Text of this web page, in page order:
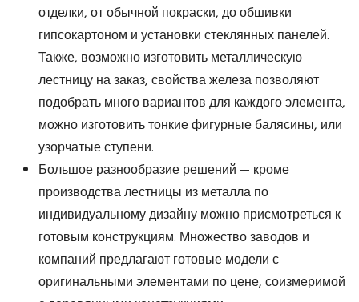
отделки, от обычной покраски, до обшивки
гипсокартоном и установки стеклянных панелей.
Также, возможно изготовить металлическую
лестницу на заказ, свойства железа позволяют
подобрать много вариантов для каждого элемента,
можно изготовить тонкие фигурные балясины, или
узорчатые ступени.
Большое разнообразие решений — кроме
производства лестницы из металла по
индивидуальному дизайну можно присмотреться к
готовым конструкциям. Множество заводов и
компаний предлагают готовые модели с
оригинальными элементами по цене, соизмеримой